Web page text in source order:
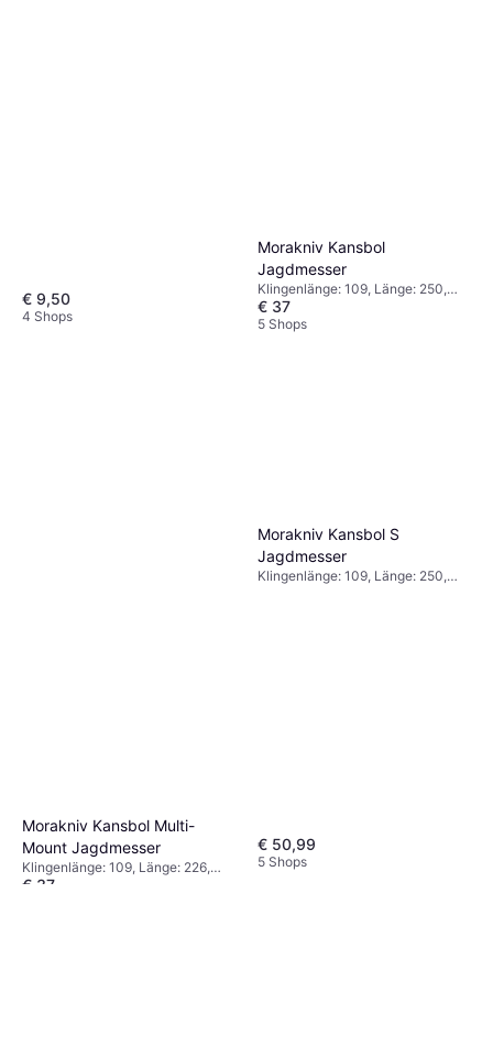
€ 9,50
4 Shops
Morakniv Kansbol
Jagdmesser
Klingenlänge: 109, Länge: 250,
Gewicht: 134
€ 37
5 Shops
Morakniv Kansbol Multi-
Mount Jagdmesser
Klingenlänge: 109, Länge: 226,
Gewicht: 134
€ 37
Morakniv Kansbol S
Jagdmesser
Klingenlänge: 109, Länge: 250,
€ 50,99
5 Shops